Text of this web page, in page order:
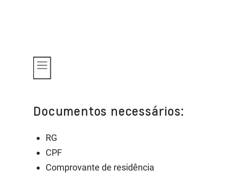
Documentos necessários:
RG
CPF
Comprovante de residência